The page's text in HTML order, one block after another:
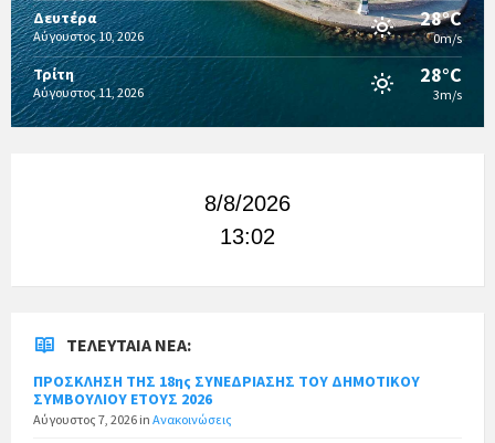
Δευτέρα
Αύγουστος 10, 2026
28°C
0m/s
Τρίτη
Αύγουστος 11, 2026
28°C
3m/s
8/8/2026
13:02
ΤΕΛΕΥΤΑΊΑ ΝΈΑ:
ΠΡΟΣΚΛΗΣΗ ΤΗΣ 18ης ΣΥΝΕΔΡΙΑΣΗΣ ΤΟΥ ΔΗΜΟΤΙΚΟΥ
ΣΥΜΒΟΥΛΙΟΥ ΕΤΟΥΣ 2026
Αύγουστος 7, 2026 in Ανακοινώσεις